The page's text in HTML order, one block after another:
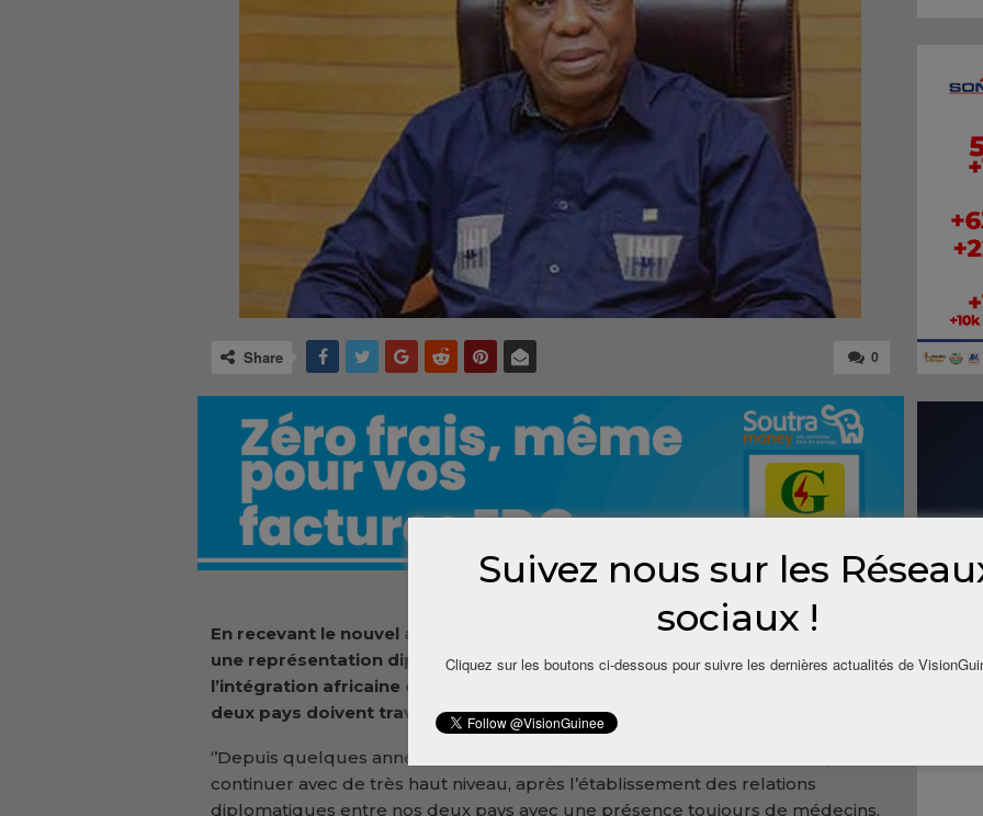
0
Share
En recevant le nouvel ambassadeur de Cuba en Guinée, après 4 ans sans
une représentation diplomatique, le ministre des affaires étrangères, de
l’intégration africaine et des guinéens établis à l’étranger a assuré que les
deux pays doivent travailler pour sortir du sous-développement.
‘’Depuis quelques années, nous n’avons pas d’ambassadeur en Guinée, pour
continuer avec de très haut niveau, après l’établissement des relations
diplomatiques entre nos deux pays avec une présence toujours de médecins,
Suivez nous sur les
sociaux !
Cliquez sur les boutons ci-dessous pour suivre les dernières actualités de